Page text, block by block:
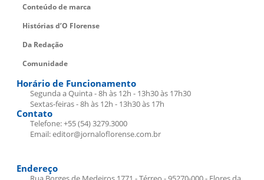
Conteúdo de marca
Histórias d’O Florense
Da Redação
Comunidade
Horário de Funcionamento
Segunda a Quinta - 8h às 12h - 13h30 às 17h30
Sextas-feiras - 8h às 12h - 13h30 às 17h
Contato
Telefone: +55 (54) 3279.3000
Email: editor@jornaloflorense.com.br
Endereço